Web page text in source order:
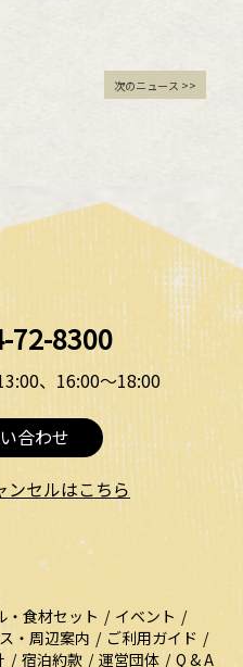
次のニュース >>
72-8300
、16:00〜18:00
合わせ
ンセルはこちら
・食材セット
イベント
・周辺案内
ご利用ガイド
宿泊約款 運営団体 Q & A